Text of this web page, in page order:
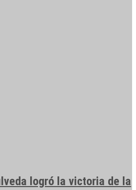
logró la victoria de la